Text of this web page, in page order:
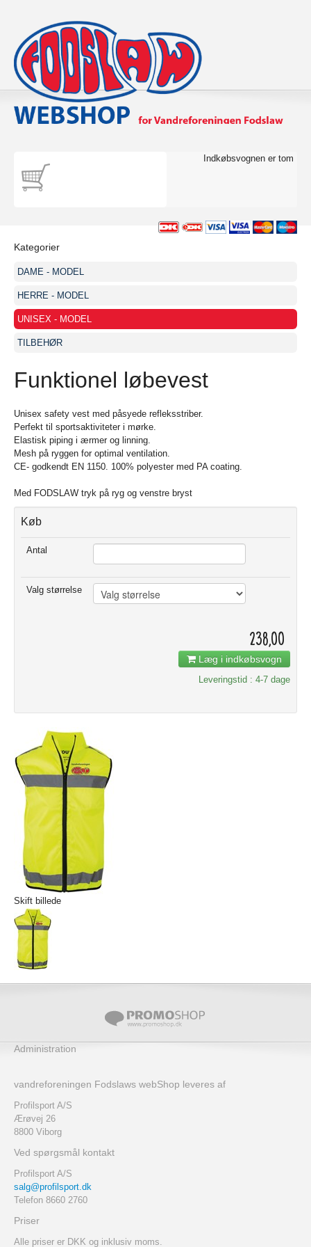
Indkøbsvognen er tom
Kategorier
DAME - MODEL
HERRE - MODEL
UNISEX - MODEL
TILBEHØR
Funktionel løbevest
Unisex safety vest med påsyede refleksstriber.
Perfekt til sportsaktiviteter i mørke.
Elastisk piping i ærmer og linning.
Mesh på ryggen for optimal ventilation.
CE- godkendt EN 1150. 100% polyester med PA coating.
Med FODSLAW tryk på ryg og venstre bryst
Køb
Antal
Valg størrelse
238,00
Læg i indkøbsvogn
Leveringstid : 4-7 dage
Skift billede
Administration
vandreforeningen Fodslaws webShop leveres af
Profilsport A/S
Ærøvej 26
8800 Viborg
Ved spørgsmål kontakt
Profilsport A/S
salg@profilsport.dk
Telefon 8660 2760
Priser
Alle priser er DKK og inklusiv moms.